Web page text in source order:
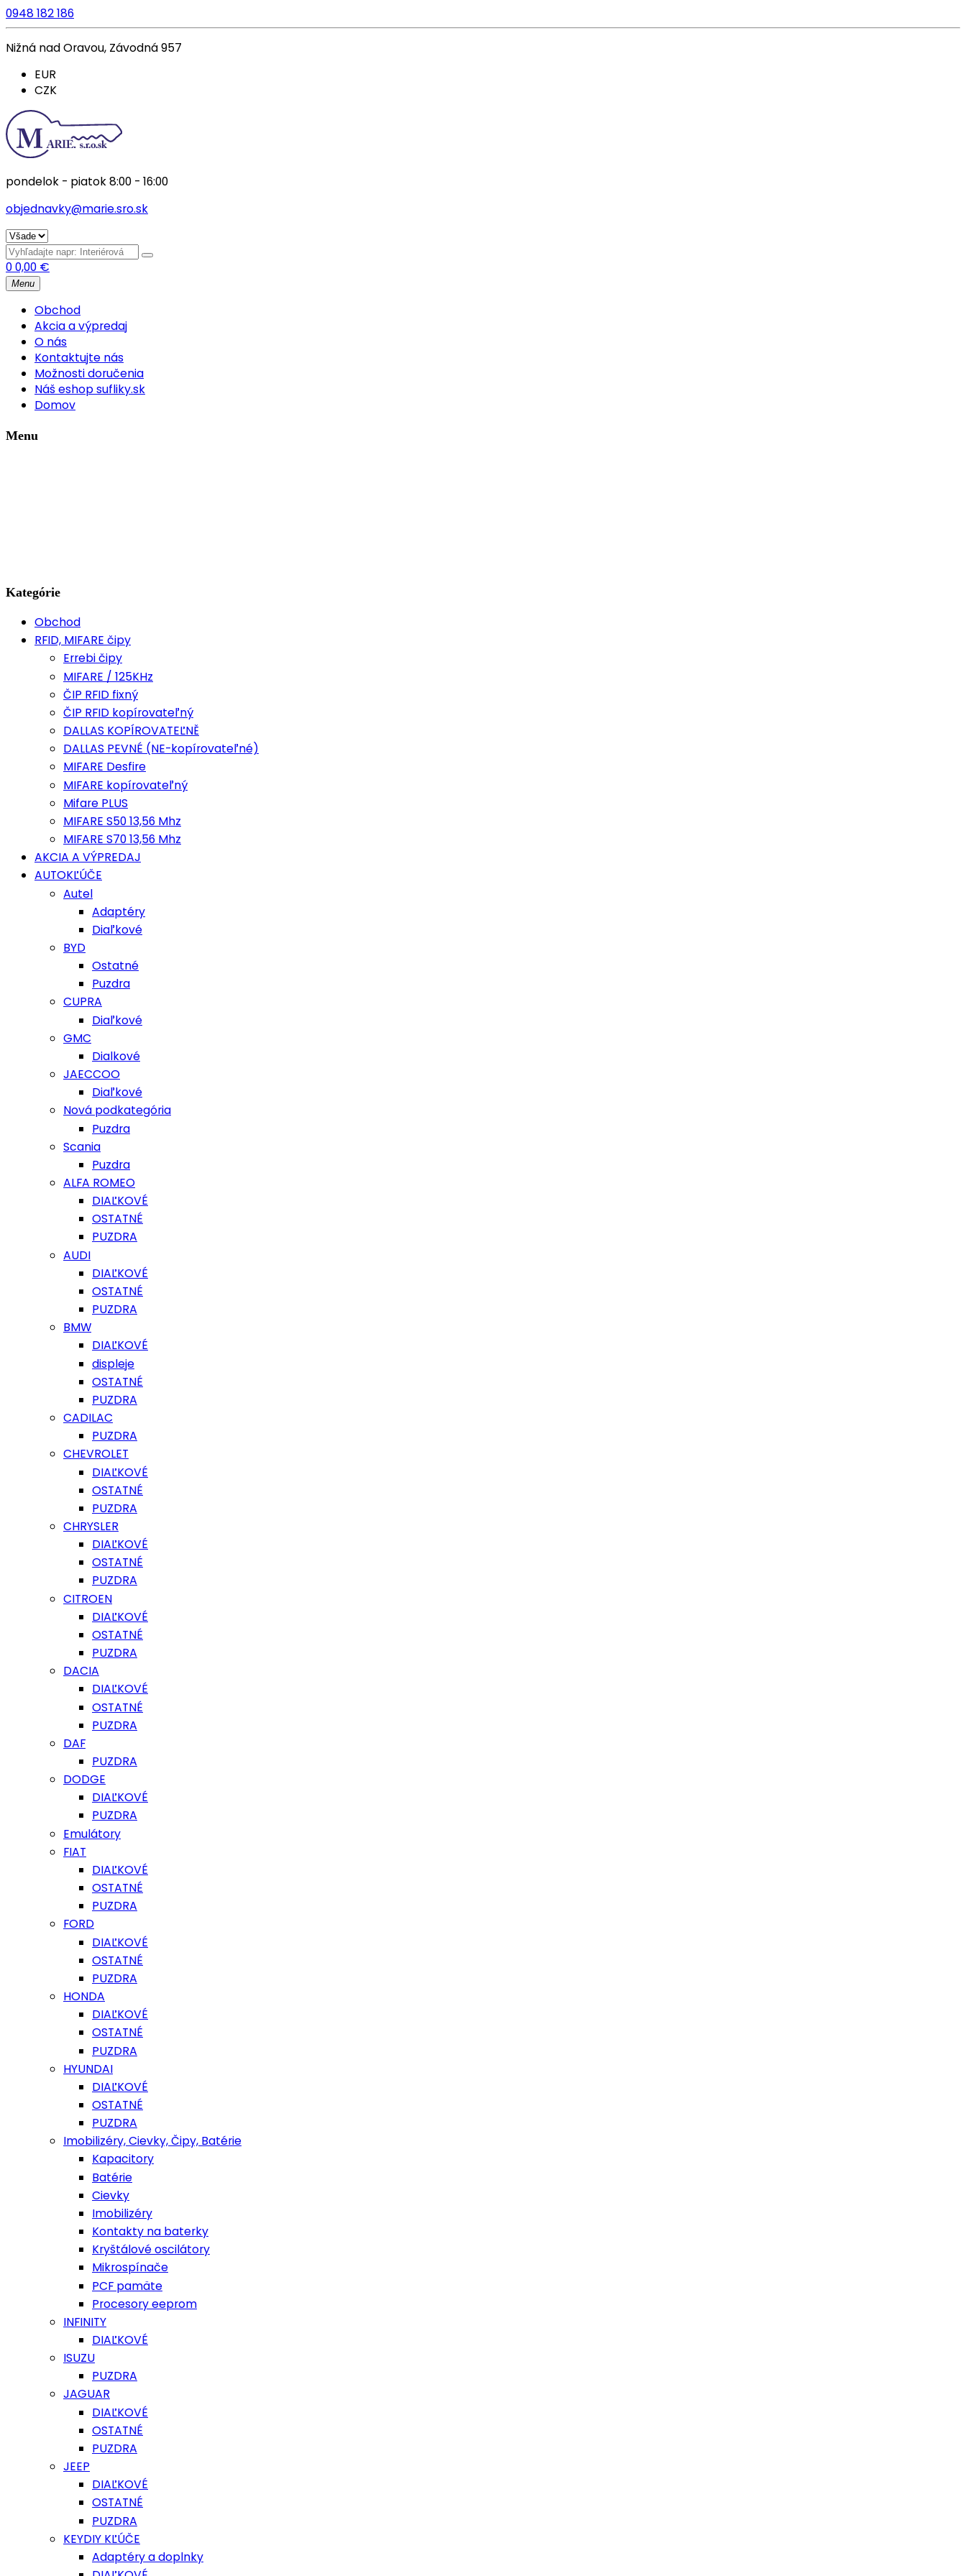
0948 182 186
Nižná nad Oravou, Závodná 957
EUR
CZK
pondelok - piatok 8:00 - 16:00
objednavky@marie.sro.sk
00,00 €
Menu
Obchod
Akcia a výpredaj
O nás
Kontaktujte nás
Možnosti doručenia
Náš eshop sufliky.sk
Domov
Menu
Kategórie
Obchod
RFID, MIFARE čipy
Errebi čipy
MIFARE / 125KHz
ČIP RFID fixný
ČIP RFID kopírovateľný
DALLAS KOPÍROVATEĽNĚ
DALLAS PEVNÉ (NE-kopírovateľné)
MIFARE Desfire
MIFARE kopírovateľný
Mifare PLUS
MIFARE S50 13,56 Mhz
MIFARE S70 13,56 Mhz
AKCIA A VÝPREDAJ
AUTOKĽÚČE
Autel
Adaptéry
Diaľkové
BYD
Ostatné
Puzdra
CUPRA
Diaľkové
GMC
Dialkové
JAECCOO
Diaľkové
Nová podkategória
Puzdra
Scania
Puzdra
ALFA ROMEO
DIAĽKOVÉ
OSTATNÉ
PUZDRA
AUDI
DIAĽKOVÉ
OSTATNÉ
PUZDRA
BMW
DIAĽKOVÉ
displeje
OSTATNÉ
PUZDRA
CADILAC
PUZDRA
CHEVROLET
DIAĽKOVÉ
OSTATNÉ
PUZDRA
CHRYSLER
DIAĽKOVÉ
OSTATNÉ
PUZDRA
CITROEN
DIAĽKOVÉ
OSTATNÉ
PUZDRA
DACIA
DIAĽKOVÉ
OSTATNÉ
PUZDRA
DAF
PUZDRA
DODGE
DIAĽKOVÉ
PUZDRA
Emulátory
FIAT
DIAĽKOVÉ
OSTATNÉ
PUZDRA
FORD
DIAĽKOVÉ
OSTATNÉ
PUZDRA
HONDA
DIAĽKOVÉ
OSTATNÉ
PUZDRA
HYUNDAI
DIAĽKOVÉ
OSTATNÉ
PUZDRA
Imobilizéry, Cievky, Čipy, Batérie
Kapacitory
Batérie
Cievky
Imobilizéry
Kontakty na baterky
Kryštálové oscilátory
Mikrospínače
PCF pamäte
Procesory eeprom
INFINITY
DIAĽKOVÉ
ISUZU
PUZDRA
JAGUAR
DIAĽKOVÉ
OSTATNÉ
PUZDRA
JEEP
DIAĽKOVÉ
OSTATNÉ
PUZDRA
KEYDIY KĽÚČE
Adaptéry a doplnky